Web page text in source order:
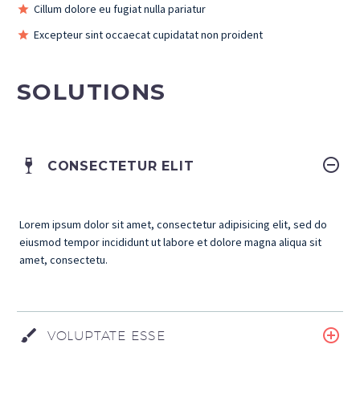
Cillum dolore eu fugiat nulla pariatur
Excepteur sint occaecat cupidatat non proident
SOLUTIONS
CONSECTETUR ELIT
Lorem ipsum dolor sit amet, consectetur adipisicing elit, sed do
eiusmod tempor incididunt ut labore et dolore magna aliqua sit
amet, consectetu.
VOLUPTATE ESSE